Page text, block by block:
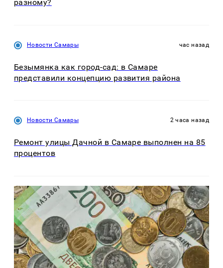
разному?
Новости Самары час назад
Безымянка как город-сад: в Самаре
представили концепцию развития района
Новости Самары 2 часа назад
Ремонт улицы Дачной в Самаре выполнен на 85
процентов